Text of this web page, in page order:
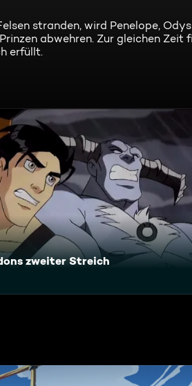
stranden, wird Penelope,
abwehren. Zur gleichen Zeit
erfüllt.
zweiter Streich